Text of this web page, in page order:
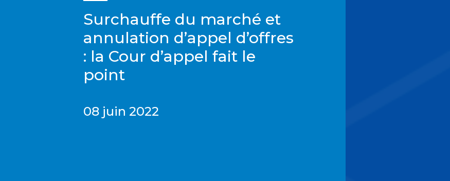
Surchauffe du marché et
annulation d’appel d’offres
: la Cour d’appel fait le
point
08 juin 2022